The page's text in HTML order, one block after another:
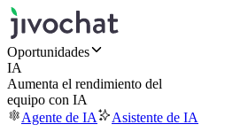
Oportunidades
IA
Aumenta el rendimiento del
equipo con IA
Agente de IA
Asistente de IA